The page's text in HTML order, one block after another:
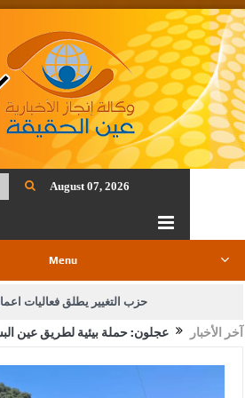
August 07, 2026
Menu
حزب التغيير يطلق فعاليات
الجيش يفتح باب التجنيد لحملة
بيان اجتماع عمّان:دعم الوصاية الهاشمية
آخر الأخبار عجلون: حملة بيئية لطريق عين